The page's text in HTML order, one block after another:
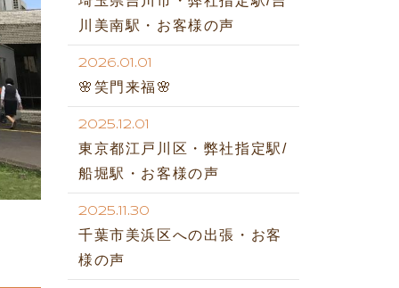
川美南駅・お客様の声
2026.01.01
🌸笑門来福🌸
2025.12.01
東京都江戸川区・弊社指定駅/
船堀駅・お客様の声
2025.11.30
千葉市美浜区への出張・お客
様の声